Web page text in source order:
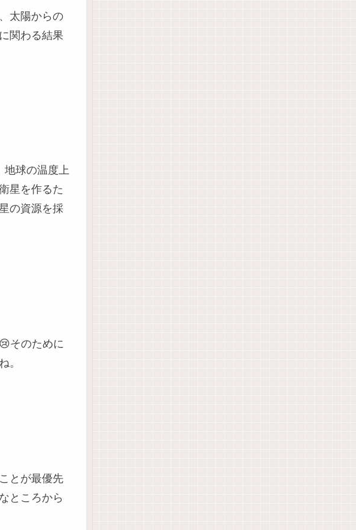
太陽からの
関わる結果
地球の温度上
星を作るた
の資源を採
そのために
。
とが最優先
ところから